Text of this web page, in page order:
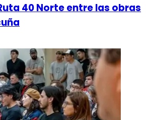
40 Norte entre las obras